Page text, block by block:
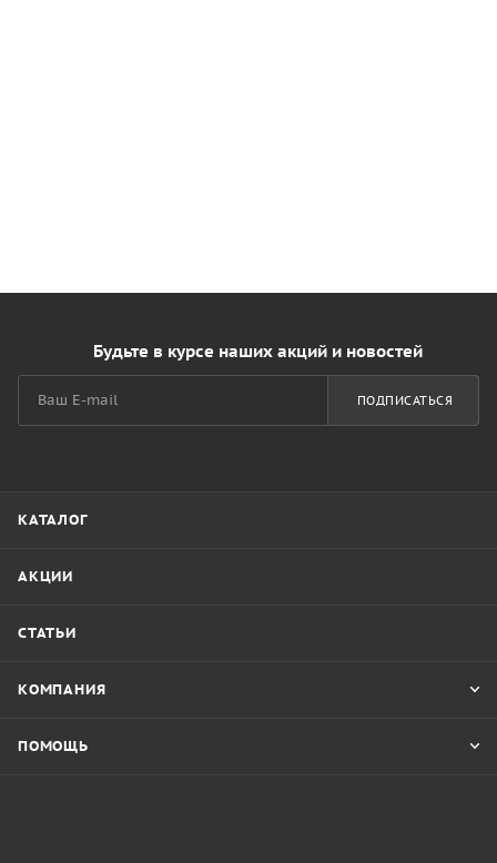
Будьте в курсе наших акций и новостей
ПОДПИСАТЬСЯ
КАТАЛОГ
АКЦИИ
СТАТЬИ
КОМПАНИЯ
ПОМОЩЬ